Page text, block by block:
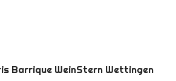
Barrique WeinStern Wettingen